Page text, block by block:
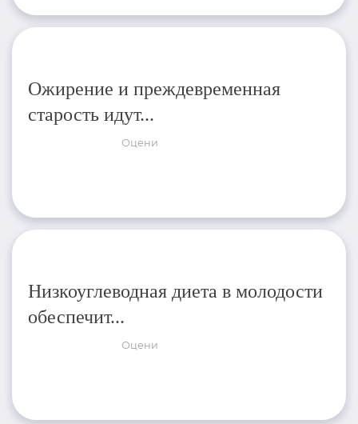
Ожирение и преждевременная
старость идут...
Оцени
Низкоуглеводная диета в молодости
обеспечит...
Оцени